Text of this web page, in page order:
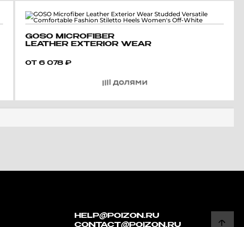
GOSO MICROFIBER
LEATHER EXTERIOR WEAR
COMFORTABLE FASHION
STILETTO HEELS WOMEN'S
ОТ 6 078 ₽
HELP@POIZON.RU
CONTACT@POIZON.RU